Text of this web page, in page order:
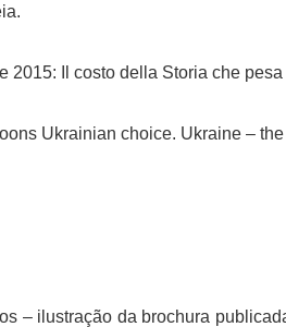
2015: Il costo della Storia che
Ukrainian choice. Ukraine –
– ilustração da brochura